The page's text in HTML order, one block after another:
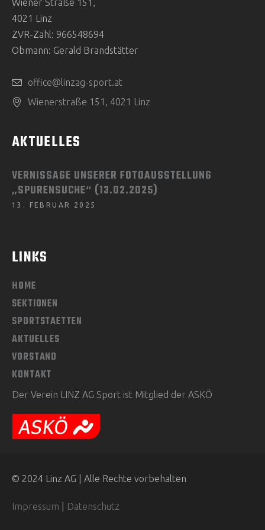
Wiener Straße 151,
4021 Linz
ZVR-Zahl: 966548694
Obmann: Gerald Brandstätter
office@linzag-sport.at
Wienerstraße 151, 4021 Linz
AKTUELLES
VERNISSAGE UNSERER FOTOAUSSTELLUNG
„SPURENSUCHE“ (13.02.2025)
13. FEBRUAR 2025
LINKS
HOME
SEKTIONEN
SPORTSTAETTEN
AKTUELLES
VORSTAND
KONTAKT
Der Verein LINZ AG Sport ist Mitglied der ASKÖ
© 2024 Linz AG | Alle Rechte vorbehalten
Impressum Datenschutz